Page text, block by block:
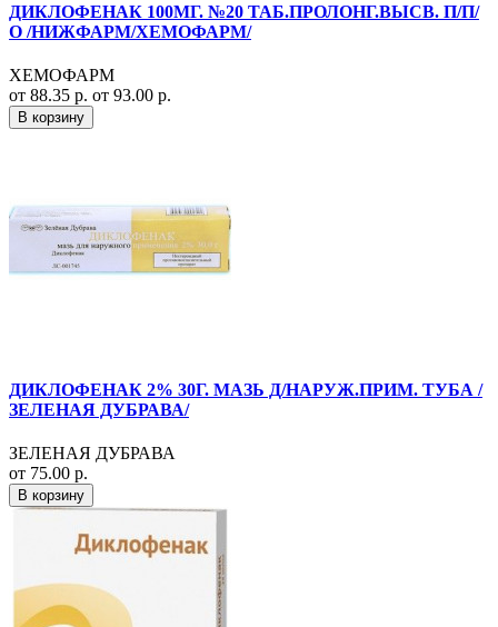
ДИКЛОФЕНАК 100МГ. №20 ТАБ.ПРОЛОНГ.ВЫСВ. П/П/
О /НИЖФАРМ/ХЕМОФАРМ/
ХЕМОФАРМ
от 88.35 р. от 93.00 р.
В корзину
ДИКЛОФЕНАК 2% 30Г. МАЗЬ Д/НАРУЖ.ПРИМ. ТУБА /
ЗЕЛЕНАЯ ДУБРАВА/
ЗЕЛЕНАЯ ДУБРАВА
от 75.00 р.
В корзину